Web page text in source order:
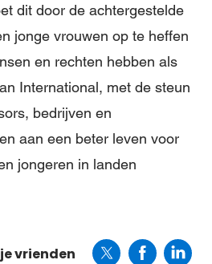
dit door de achtergestelde
jonge vrouwen op te heffen
en rechten hebben als
International, met de steun
bedrijven en
aan een beter leven voor
jongeren in landen
vrienden